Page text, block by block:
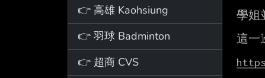
👉 高雄 Kaohsiung
👉 羽球 Badminton
👉 超商 CVS
學姐
這一